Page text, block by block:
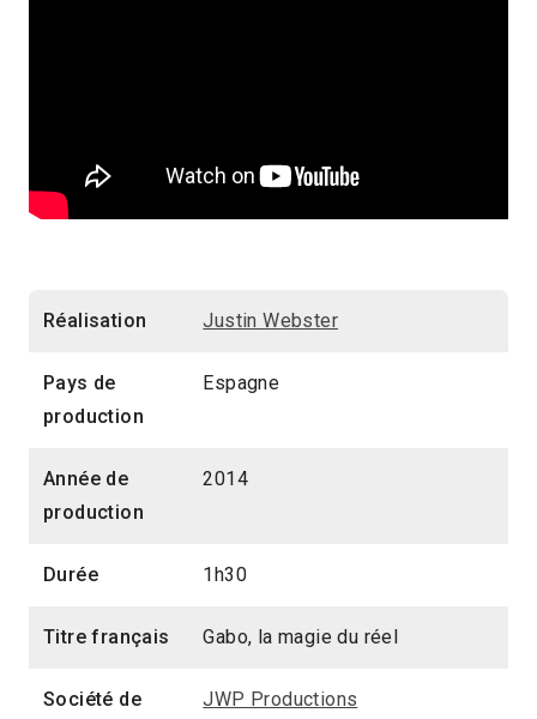
Réalisation Justin Webster
Pays de
production
Espagne
Année de
production
2014
Durée 1h30
Titre français Gabo, la magie du réel
Société de
JWP Productions